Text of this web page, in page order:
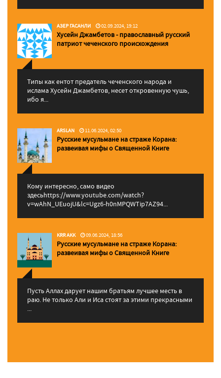
АЗЕР ГАСАНЛИ 02.09.2024, 19:12
Хусейн Джамбетов - православный русский
патриот чеченского происхождения
Типы как ентот предатель чеченского народа и
ислама Хусейн Джамбетов, несет откровенную чушь,
ибо я...
ARSLAN 11.06.2024, 02:50
Русские мусульмане на страже Корана:
pазвеивая мифы о Священной Книге
Кому интересно, само видео
здесьhttps://www.youtube.com/watch?
v=wAhN_UEuojU&lc=Ugz6-h0nMPQWTip7AZ94...
KRR AKK 09.06.2024, 18:56
Русские мусульмане на страже Корана:
pазвеивая мифы о Священной Книге
Пусть Аллах дарует нашим братьям лучшее месть в
раю. Не только Али и Иса стоят за этими прекрасными
...